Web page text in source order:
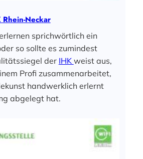
Rhein-Neckar
sprichwörtlich ein
so sollte es zumindest
der IHK weist aus,
Profi zusammenarbeitet,
handwerklich erlernt
abgelegt hat.